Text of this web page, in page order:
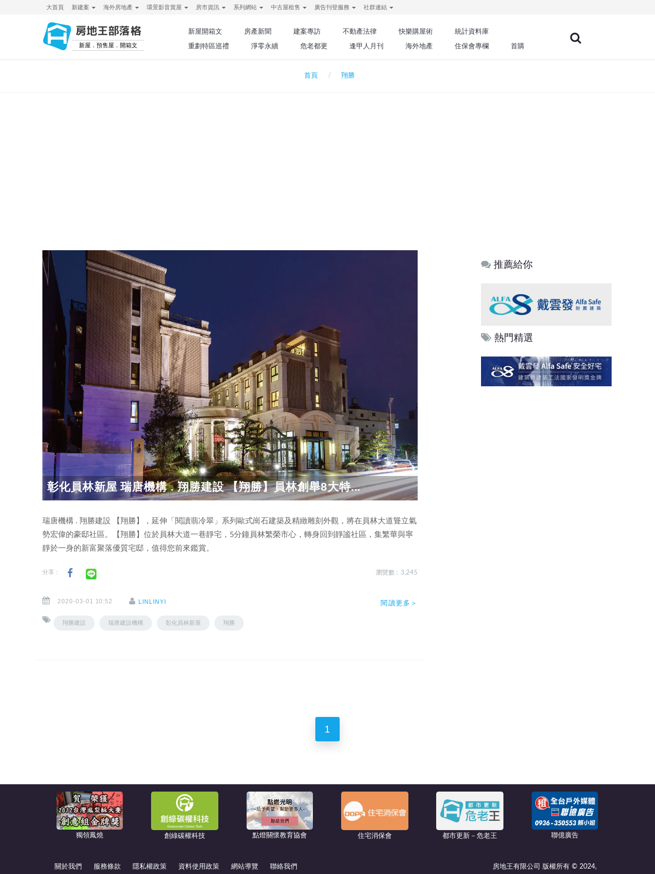
大首頁 新建案 海外房地產 環景影音賞屋 房市資訊 系列網站 中古屋租售 廣告刊登服務 社群連結
房地王部落格
新屋．預售屋．開箱文
新屋開箱文 房產新聞 建案專訪 不動產法律 快樂購屋術
統計資料庫
重劃特區巡禮
淨零永續 危老都更 逢甲人月刊 海外地產 住保會專欄 首購
首頁 翔勝
彰化員林新屋 瑞唐機構 . 翔勝建設 【翔勝】員林創舉8大特...
瑞唐機構 . 翔勝建設 【翔勝】，延伸「閱讀翡冷翠」系列歐式崗石建築及精緻雕刻外觀，將在員林大道聳立氣
勢宏偉的豪邸社區。【翔勝】位於員林大道一巷靜宅，5分鐘員林繁榮市心，轉身回到靜謐社區，集繁華與寧
靜於一身的新富聚落優質宅邸，值得您前來鑑賞。
分享： 瀏覽數 : 3,245
2020-03-01 10:52 LINLINYI
翔勝建設 瑞唐建設機構 彰化員林新屋 翔勝
閱讀更多＞
推薦給你
熱門精選
1
獨領鳳燒 創綠碳權科技 點燈關懷教育協會 住宅消保會 都市更新－危老王 聯億廣告
關於我們 服務條款 隱私權政策 資料使用政策 網站導覽 聯絡我們 房地王有限公司 版權所有 © 2024,